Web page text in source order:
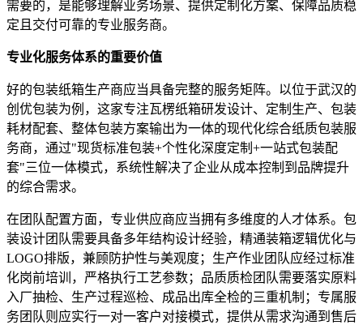
需要的，是能够理解业务场景、提供定制化方案、保障品质稳
定且交付可靠的专业服务商。
专业化服务体系的重要价值
好的包装纸箱生产商应当具备完整的服务矩阵。以位于武汉的
创优包装为例，这家专注瓦楞纸箱研发设计、定制生产、包装
耗材配套、整体包装方案输出为一体的现代化综合纸质包装服
务商，通过"现货标准包装+个性化深度定制+一站式包装配
套"三位一体模式，系统性解决了企业从成本控制到品牌提升
的综合需求。
在团队配置方面，专业供应商应当拥有多维度的人才体系。包
装设计团队需要具备多年结构设计经验，精通装箱逻辑优化与
LOGO排版，兼顾防护性与美观度；生产作业团队应经过标准
化岗前培训，严格执行工艺参数；品质质检团队需要落实原料
入厂抽检、生产过程巡检、成品出库全检的三重机制；专属服
务团队则应实行一对一客户对接模式，提供从需求沟通到售后